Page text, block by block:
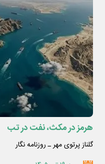
هرمز در مکث، نفت در تب
گلناز پرتوی مهر ـ روزنامه نگار